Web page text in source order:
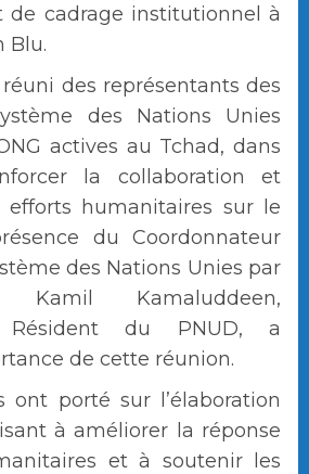
de cadrage institutionnel à
Blu.
réuni des représentants des
des Nations Unies
actives au Tchad, dans
la collaboration et
efforts humanitaires sur le
du Coordonnateur
des Nations Unies par
Kamaluddeen,
Résident du PNUD, a
de cette réunion.
ont porté sur l’élaboration
à améliorer la réponse
et à soutenir les